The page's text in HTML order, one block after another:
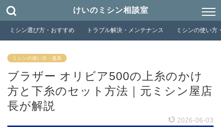
けいのミシン相談室
ミシン選び方・おすすめ トラブル解決・メンテナンス ミシンの使い方
ミシンの使い方・道具
ブラザー オリビア500の上糸のかけ
方と下糸のセット方法｜元ミシン屋店
長が解説
2026-06-03